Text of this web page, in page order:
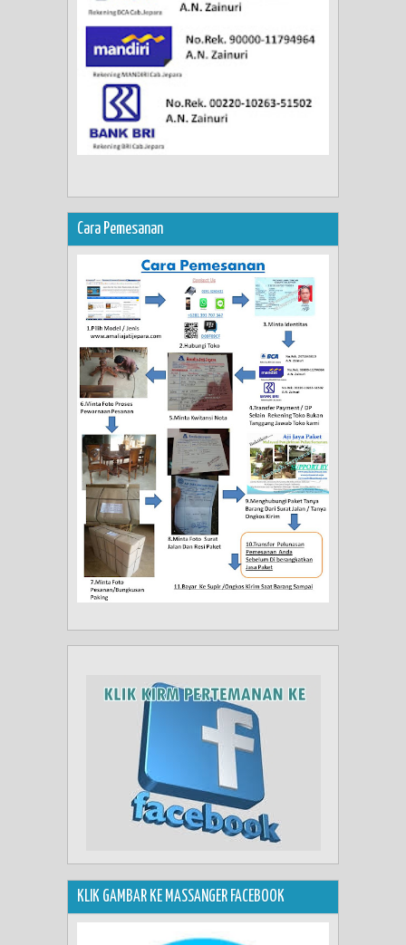
Cara Pemesanan
KLIK GAMBAR KE MASSANGER FACEBOOK